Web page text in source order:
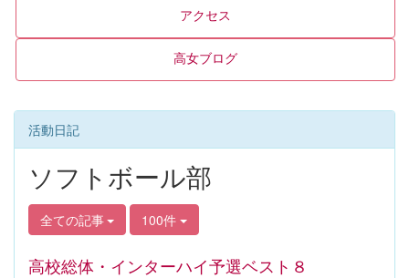
アクセス
高女ブログ
活動日記
ソフトボール部
全ての記事 100件
高校総体・インターハイ予選ベスト８